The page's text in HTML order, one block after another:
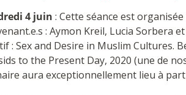
4 juin : Cette séance est
: Aymon Kreil, Lucia Sorbera
: Sex and Desire in Muslim Cultures.
to the Present Day, 2020 (une de
aura exceptionnellement lieu à